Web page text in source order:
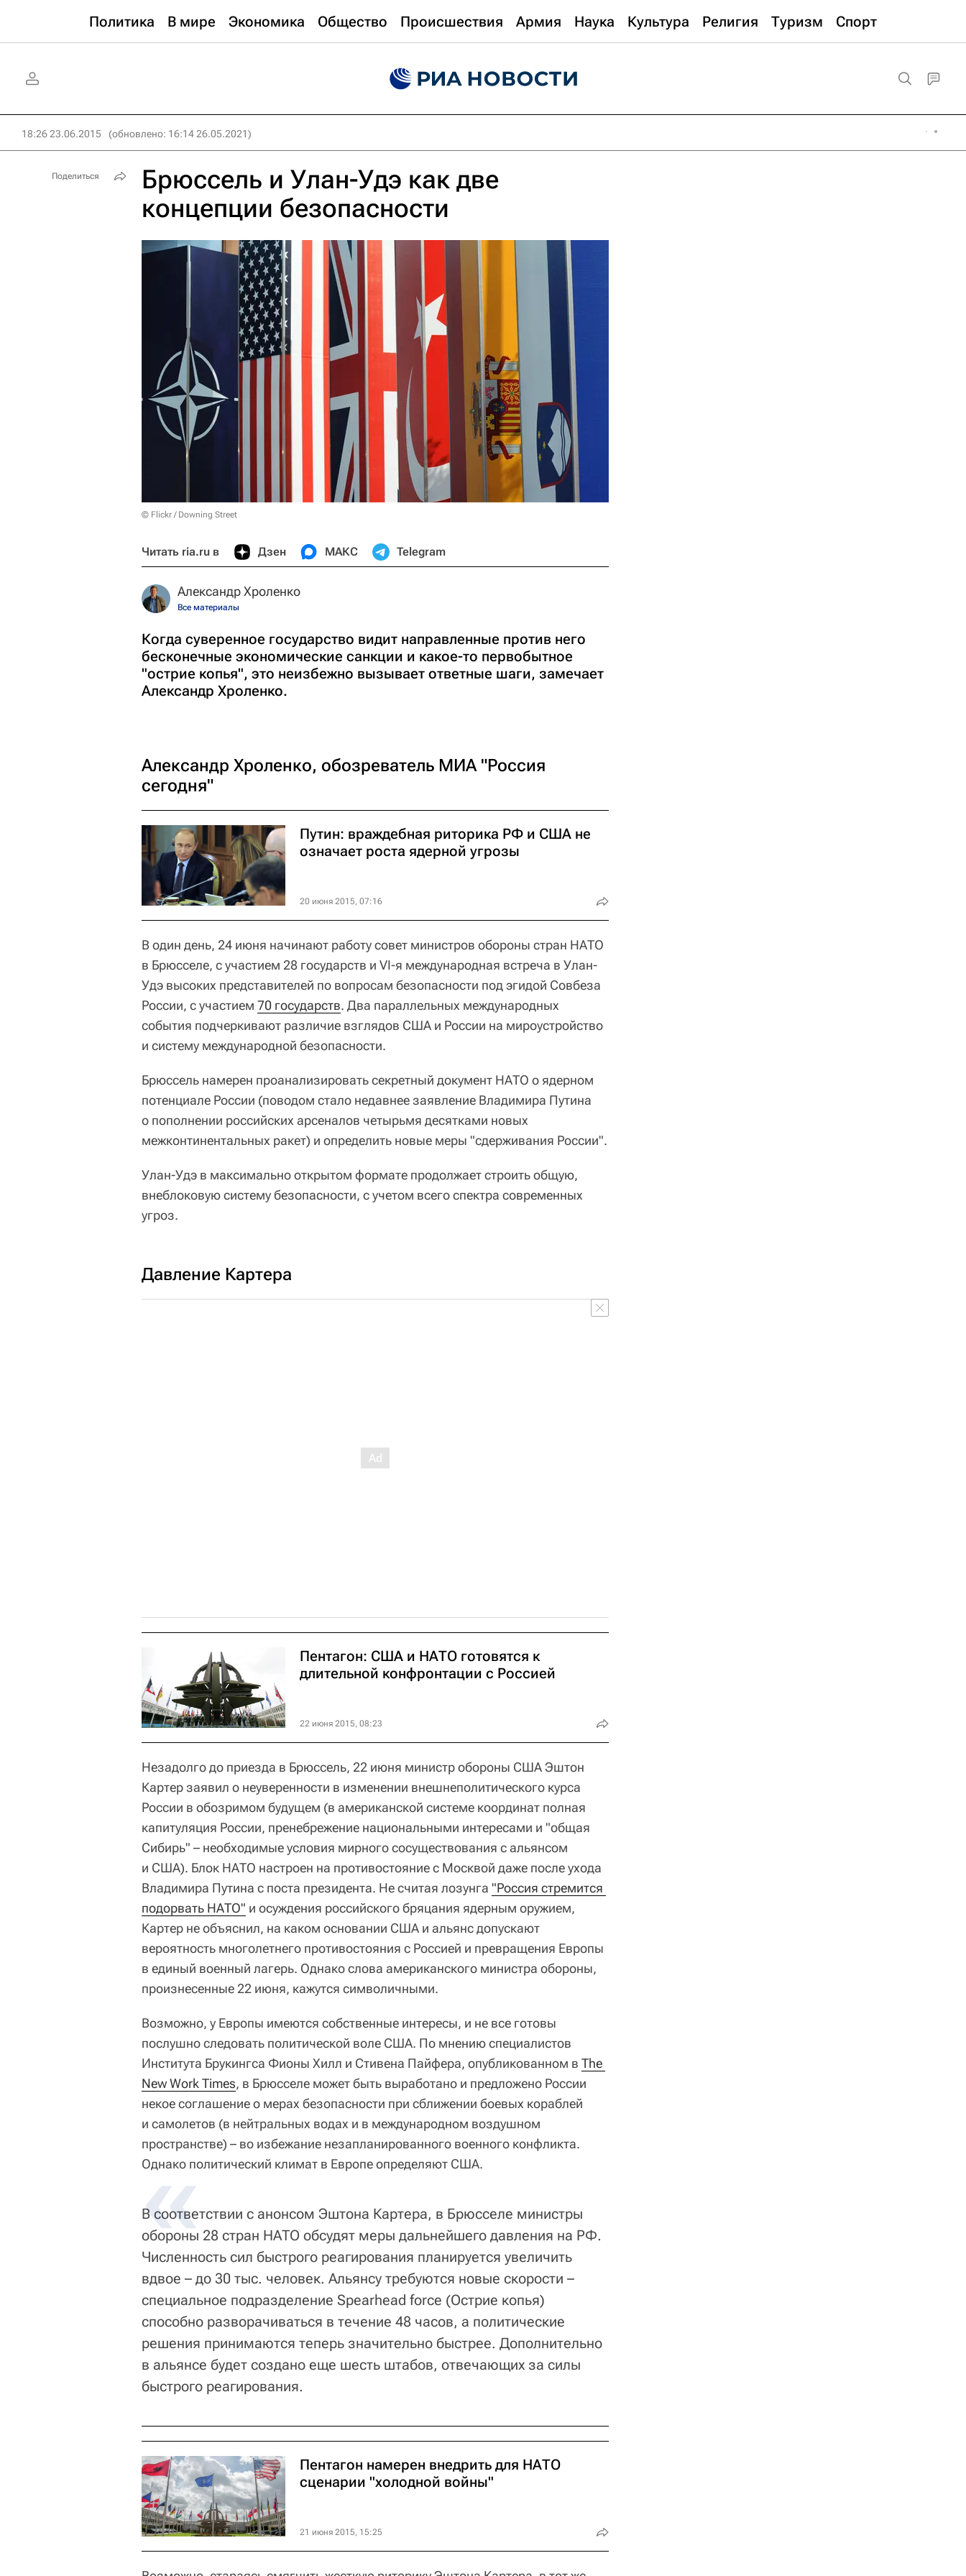
Политика В мире Экономика Общество Происшествия Армия Наука Культура Религия Туризм Спорт
18:26 23.06.2015 (обновлено: 16:14 26.05.2021)
Брюссель и Улан-Удэ как две
концепции безопасности
© Flickr / Downing Street
Читать ria.ru в Дзен МАКС Telegram
Александр Хроленко
Все материалы
Когда суверенное государство видит направленные против него
бесконечные экономические санкции и какое-то первобытное
"острие копья", это неизбежно вызывает ответные шаги, замечает
Александр Хроленко.
Александр Хроленко, обозреватель МИА "Россия
сегодня"
Путин: враждебная риторика РФ и США не
означает роста ядерной угрозы
20 июня 2015, 07:16
В один день, 24 июня начинают работу совет министров обороны стран НАТО
в Брюсселе, с участием 28 государств и VI-я международная встреча в Улан-
Удэ высоких представителей по вопросам безопасности под эгидой Совбеза
России, с участием 70 государств. Два параллельных международных
события подчеркивают различие взглядов США и России на мироустройство
и систему международной безопасности.
Брюссель намерен проанализировать секретный документ НАТО о ядерном
потенциале России (поводом стало недавнее заявление Владимира Путина
о пополнении российских арсеналов четырьмя десятками новых
межконтинентальных ракет) и определить новые меры "сдерживания России".
Улан-Удэ в максимально открытом формате продолжает строить общую,
внеблоковую систему безопасности, с учетом всего спектра современных
угроз.
Давление Картера
Пентагон: США и НАТО готовятся к
длительной конфронтации с Россией
22 июня 2015, 08:23
Незадолго до приезда в Брюссель, 22 июня министр обороны США Эштон
Картер заявил о неуверенности в изменении внешнеполитического курса
России в обозримом будущем (в американской системе координат полная
капитуляция России, пренебрежение национальными интересами и "общая
Сибирь" – необходимые условия мирного сосуществования с альянсом
и США). Блок НАТО настроен на противостояние с Москвой даже после ухода
Владимира Путина с поста президента. Не считая лозунга "Россия стремится
подорвать НАТО" и осуждения российского бряцания ядерным оружием,
Картер не объяснил, на каком основании США и альянс допускают
вероятность многолетнего противостояния с Россией и превращения Европы
в единый военный лагерь. Однако слова американского министра обороны,
произнесенные 22 июня, кажутся символичными.
Возможно, у Европы имеются собственные интересы, и не все готовы
послушно следовать политической воле США. По мнению специалистов
Института Брукингса Фионы Хилл и Стивена Пайфера, опубликованном в The
New Work Times, в Брюсселе может быть выработано и предложено России
некое соглашение о мерах безопасности при сближении боевых кораблей
и самолетов (в нейтральных водах и в международном воздушном
пространстве) – во избежание незапланированного военного конфликта.
Однако политический климат в Европе определяют США.
В соответствии с анонсом Эштона Картера, в Брюсселе министры
обороны 28 стран НАТО обсудят меры дальнейшего давления на РФ.
Численность сил быстрого реагирования планируется увеличить
вдвое – до 30 тыс. человек. Альянсу требуются новые скорости –
специальное подразделение Spearhead force (Острие копья)
способно разворачиваться в течение 48 часов, а политические
решения принимаются теперь значительно быстрее. Дополнительно
в альянсе будет создано еще шесть штабов, отвечающих за силы
быстрого реагирования.
Пентагон намерен внедрить для НАТО
сценарии "холодной войны"
21 июня 2015, 15:25
Поделиться